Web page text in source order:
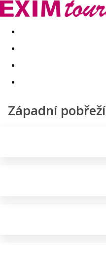
Akční nabídky Last minute
Západní pobřeží